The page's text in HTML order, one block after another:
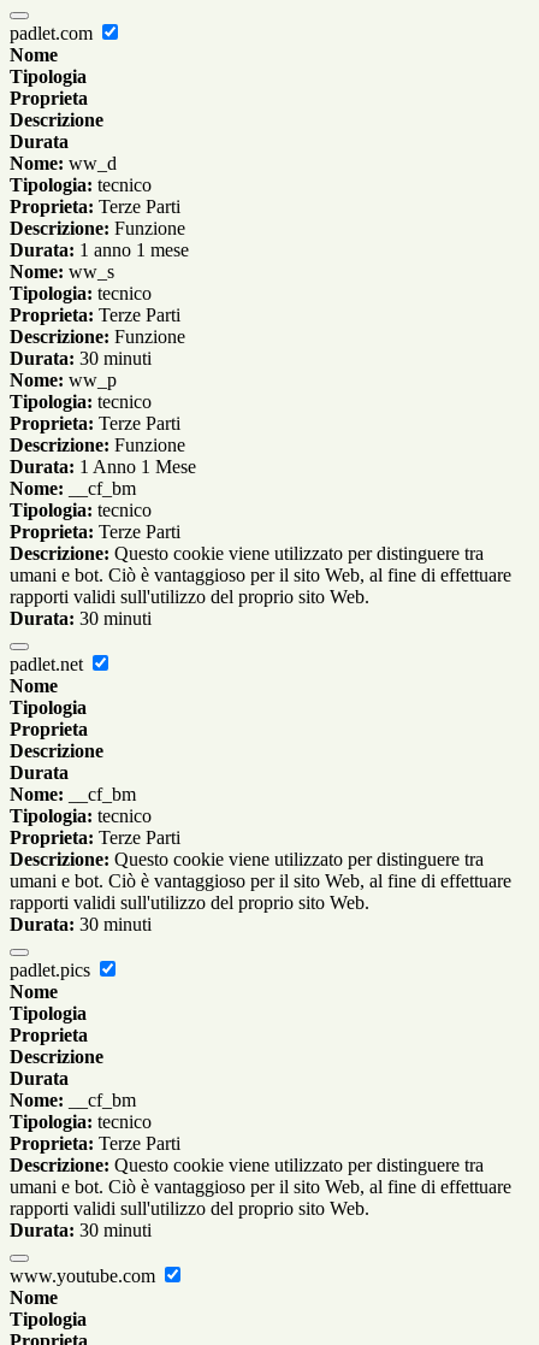
padlet.com
Nome
Tipologia
Proprieta
Descrizione
Durata
Nome: ww_d
Tipologia: tecnico
Proprieta: Terze Parti
Descrizione: Funzione
Durata: 1 anno 1 mese
Nome: ww_s
Tipologia: tecnico
Proprieta: Terze Parti
Descrizione: Funzione
Durata: 30 minuti
Nome: ww_p
Tipologia: tecnico
Proprieta: Terze Parti
Descrizione: Funzione
Durata: 1 Anno 1 Mese
Nome: __cf_bm
Tipologia: tecnico
Proprieta: Terze Parti
Descrizione: Questo cookie viene utilizzato per distinguere tra
umani e bot. Ciò è vantaggioso per il sito Web, al fine di effettuare
rapporti validi sull'utilizzo del proprio sito Web.
Durata: 30 minuti
padlet.net
Nome
Tipologia
Proprieta
Descrizione
Durata
Nome: __cf_bm
Tipologia: tecnico
Proprieta: Terze Parti
Descrizione: Questo cookie viene utilizzato per distinguere tra
umani e bot. Ciò è vantaggioso per il sito Web, al fine di effettuare
rapporti validi sull'utilizzo del proprio sito Web.
Durata: 30 minuti
padlet.pics
Nome
Tipologia
Proprieta
Descrizione
Durata
Nome: __cf_bm
Tipologia: tecnico
Proprieta: Terze Parti
Descrizione: Questo cookie viene utilizzato per distinguere tra
umani e bot. Ciò è vantaggioso per il sito Web, al fine di effettuare
rapporti validi sull'utilizzo del proprio sito Web.
Durata: 30 minuti
www.youtube.com
Nome
Tipologia